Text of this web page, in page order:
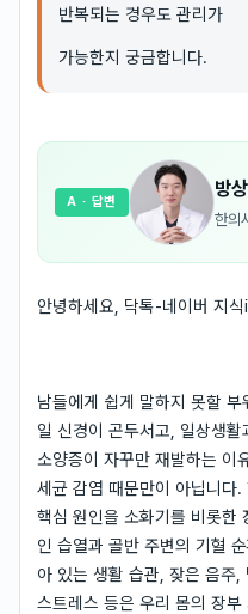
반복되는 경우도 관리가
가능한지 궁금합니다.
방
한의
A · 답변
안녕하세요, 닥톡-네이버 지
남들에게 쉽게 말하지 못할
일 신경이 곤두서고, 일상생
소양증이 자꾸만 재발하는 이
세균 감염 때문만이 아닙니다
핵심 원인을 소화기를 비롯한
인 습열과 골반 주변의 기혈
아 있는 생활 습관, 잦은 음주
스트레스 등은 우리 몸의 장